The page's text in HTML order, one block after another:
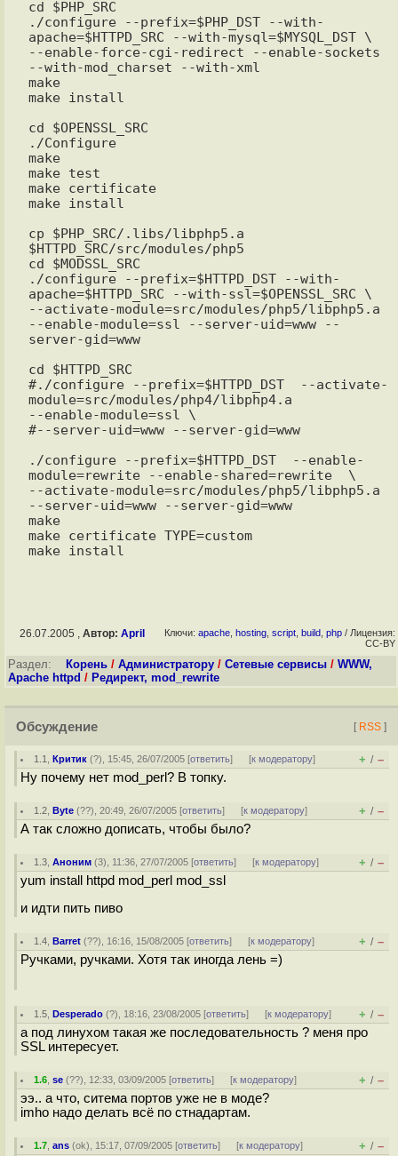
cd $PHP_SRC
./configure --prefix=$PHP_DST --with-
apache=$HTTPD_SRC --with-mysql=$MYSQL_DST \
--enable-force-cgi-redirect --enable-sockets
--with-mod_charset --with-xml
make
make install
cd $OPENSSL_SRC
./Configure
make
make test
make certificate
make install
cp $PHP_SRC/.libs/libphp5.a
$HTTPD_SRC/src/modules/php5
cd $MODSSL_SRC
./configure --prefix=$HTTPD_DST --with-
apache=$HTTPD_SRC --with-ssl=$OPENSSL_SRC \
--activate-module=src/modules/php5/libphp5.a
--enable-module=ssl --server-uid=www --
server-gid=www
cd $HTTPD_SRC
#./configure --prefix=$HTTPD_DST  --activate-
module=src/modules/php4/libphp4.a
--enable-module=ssl \
#--server-uid=www --server-gid=www
./configure --prefix=$HTTPD_DST  --enable-
module=rewrite --enable-shared=rewrite  \
--activate-module=src/modules/php5/libphp5.a
--server-uid=www --server-gid=www
make
make certificate TYPE=custom
26.07.2005 , Автор: April Ключи: apache hosting script build php / Лицензия:
CC-BY
Раздел: Корень / Администратору / Сетевые сервисы / WWW,
Apache httpd / Редирект, mod_rewrite
Обсуждение [ RSS ]
1.1 ,Критик (?), 15:45, 26/07/2005 [ответить] [к модератору] + / –
Ну почему нет mod_perl? В топку.
1.2 ,Byte (??), 20:49, 26/07/2005 [ответить] [к модератору] + / –
А так сложно дописать, чтобы было?
1.3 ,Аноним (3), 11:36, 27/07/2005 [ответить] [к модератору] + / –
yum install httpd mod_perl mod_ssl
и идти пить пиво
1.4 ,Barret (??), 16:16, 15/08/2005 [ответить] [к модератору] + / –
Ручками, ручками. Хотя так иногда лень =)
1.5 ,Desperado (?), 18:16, 23/08/2005 [ответить] [к модератору] + / –
а под линухом такая же последовательность ? меня про
SSL интересует.
1.6 ,se (??), 12:33, 03/09/2005 [ответить] [к модератору] + / –
ээ.. а что, ситема портов уже не в моде?
imho надо делать всё по стнадартам.
1.7 ,ans (ok), 15:17, 07/09/2005 [ответить] [к модератору] + / –